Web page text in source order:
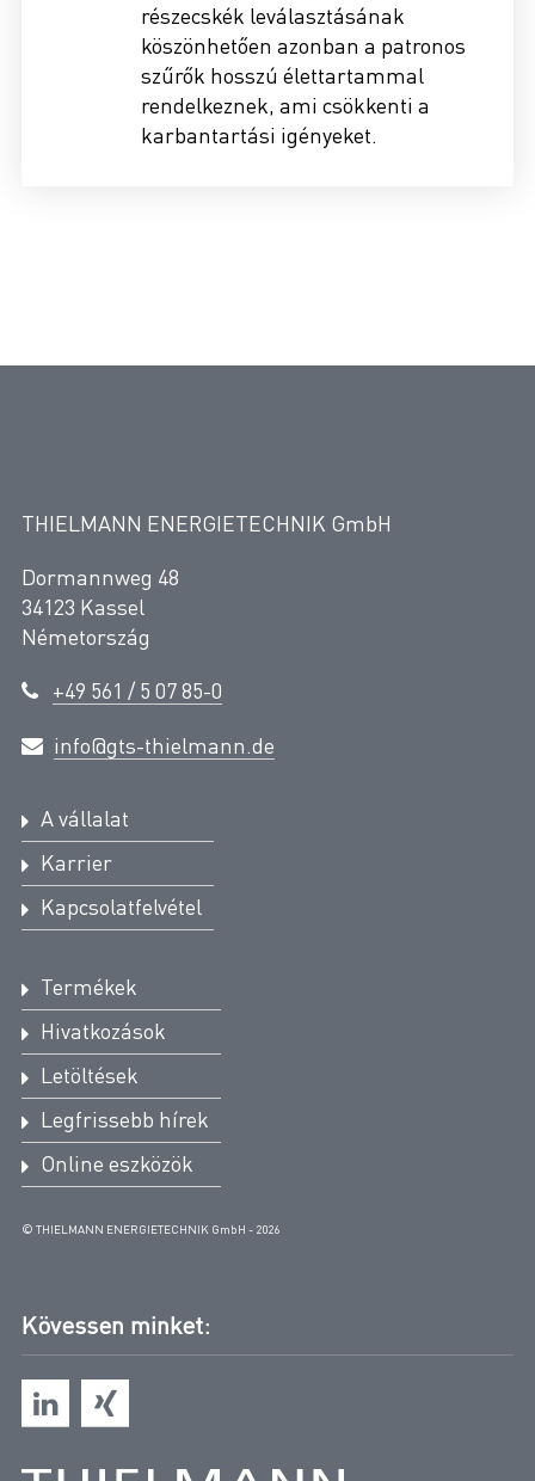
részecskék leválasztásának
köszönhetően azonban a patronos
szűrők hosszú élettartammal
rendelkeznek, ami csökkenti a
karbantartási igényeket.
THIELMANN ENERGIETECHNIK GmbH
Dormannweg 48
34123 Kassel
Németország
+49 561 / 5 07 85-0
info@gts-thielmann.de
A vállalat
Karrier
Kapcsolatfelvétel
Termékek
Hivatkozások
Letöltések
Legfrissebb hírek
Online eszközök
© THIELMANN ENERGIETECHNIK GmbH - 2026
Kövessen minket: